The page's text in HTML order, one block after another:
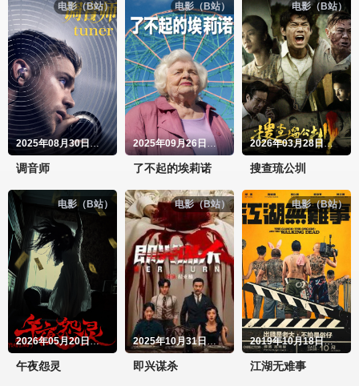
电影（B站）
2025年08月30日上映
调音师
电影（B站）
2025年09月26日上映
了不起的埃莉诺
电影（B站）
2026年03月28日上映
搜查琉公圳
电影（B站）
2026年05月20日上映
午夜怨灵
电影（B站）
2025年10月31日上映
即兴谋杀
电影（B站）
2019年10月18日上映
江湖无难事